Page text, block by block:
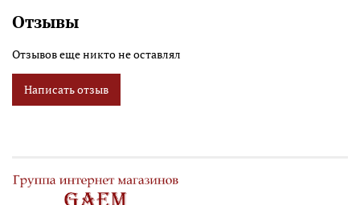
Отзывы
Отзывов еще никто не оставлял
Написать отзыв